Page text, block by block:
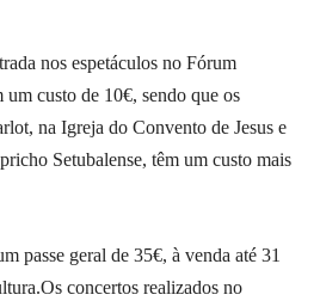
nos espetáculos no Fórum
custo de 10€, sendo que os
na Igreja do Convento de Jesus e
Setubalense, têm um custo mais
passe geral de 35€, à venda até 31
concertos realizados no